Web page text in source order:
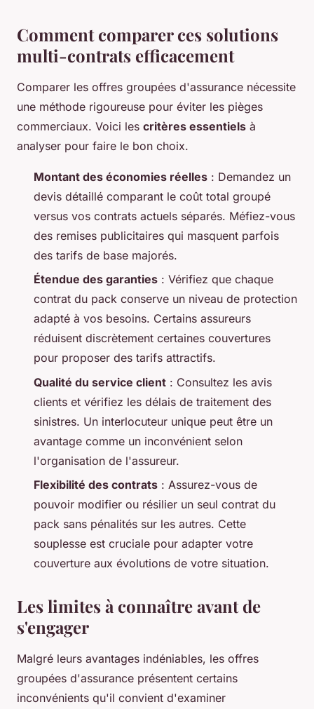
Comment comparer ces solutions
multi-contrats efficacement
Comparer les offres groupées d'assurance nécessite
une méthode rigoureuse pour éviter les pièges
commerciaux. Voici les critères essentiels à
analyser pour faire le bon choix.
Montant des économies réelles : Demandez un
devis détaillé comparant le coût total groupé
versus vos contrats actuels séparés. Méfiez-vous
des remises publicitaires qui masquent parfois
des tarifs de base majorés.
Étendue des garanties : Vérifiez que chaque
contrat du pack conserve un niveau de protection
adapté à vos besoins. Certains assureurs
réduisent discrètement certaines couvertures
pour proposer des tarifs attractifs.
Qualité du service client : Consultez les avis
clients et vérifiez les délais de traitement des
sinistres. Un interlocuteur unique peut être un
avantage comme un inconvénient selon
l'organisation de l'assureur.
Flexibilité des contrats : Assurez-vous de
pouvoir modifier ou résilier un seul contrat du
pack sans pénalités sur les autres. Cette
souplesse est cruciale pour adapter votre
couverture aux évolutions de votre situation.
Les limites à connaître avant de
s'engager
Malgré leurs avantages indéniables, les offres
groupées d'assurance présentent certains
inconvénients qu'il convient d'examiner